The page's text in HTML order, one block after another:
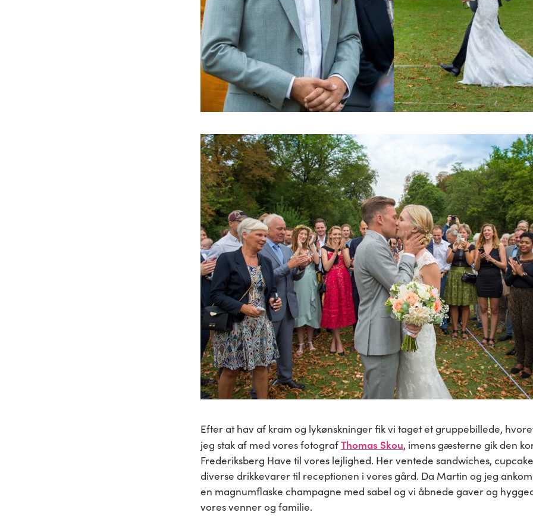
Efter at hav af kram og lykønskninger fik vi taget et gruppebillede,
jeg stak af med vores fotografThomas Skou, imens gæsterne gik den
Frederiksberg Have til vores lejlighed. Her ventede sandwiches,
diverse drikkevarer til receptionen i vores gård. Da Martin og jeg
en magnumflaske champagne med sabel og vi åbnede gaver og
vores venner og familie.